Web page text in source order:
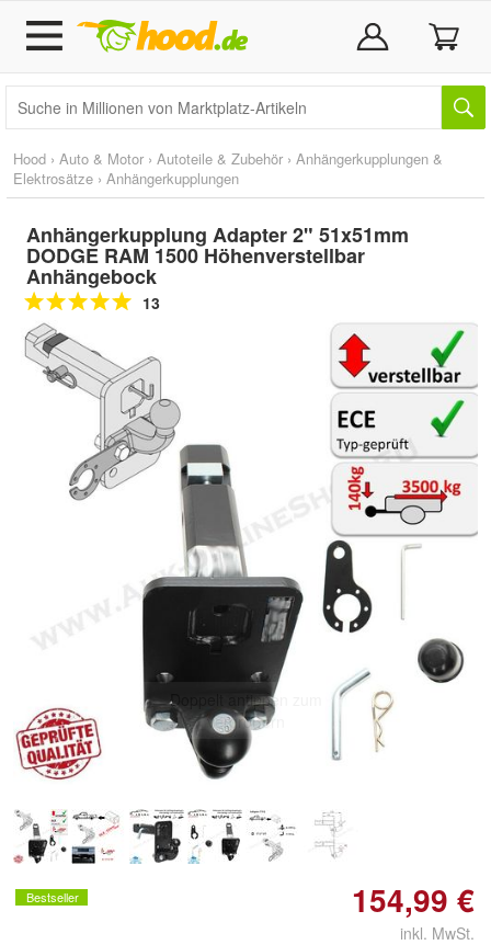
Hood › Auto & Motor › Autoteile & Zubehör › Anhängerkupplungen &
Elektrosätze › Anhängerkupplungen
Anhängerkupplung Adapter 2" 51x51mm
DODGE RAM 1500 Höhenverstellbar
Anhängebock
13
Doppelt antippen zum
vergrößern
Bestseller 154,99 €
inkl. MwSt.